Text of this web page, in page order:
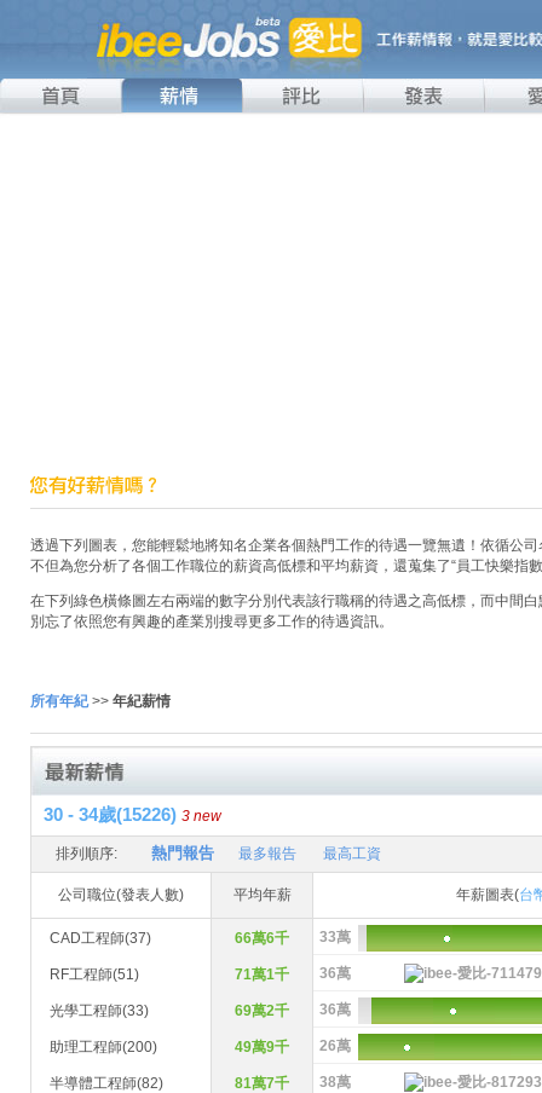
透過下列圖表，您能輕鬆地將知名企業各個熱門工作的待遇一覽無遺！依循公
不但為您分析了各個工作職位的薪資高低標和平均薪資，還蒐集了“員工快樂指
在下列綠色橫條圖左右兩端的數字分別代表該行職稱的待遇之高低標，而中間
別忘了依照您有興趣的產業別搜尋更多工作的待遇資訊。
所有年紀>> 年紀薪情
30 - 34歲(15226) 3 new
排列順序: 熱門報告 最多報告 最高工資
公司職位(發表人數) 平均年薪 年薪圖表(台
CAD工程師(37) 66萬6千 33萬
RF工程師(51) 71萬1千 36萬
光學工程師(33) 69萬2千 36萬
助理工程師(200) 49萬9千 26萬
半導體工程師(82) 81萬7千 38萬